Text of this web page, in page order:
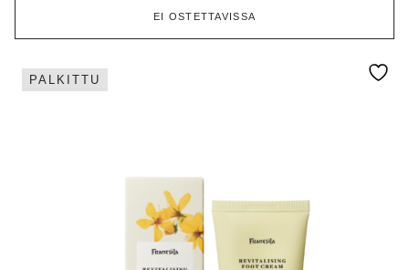
EI OSTETTAVISSA
PALKITTU